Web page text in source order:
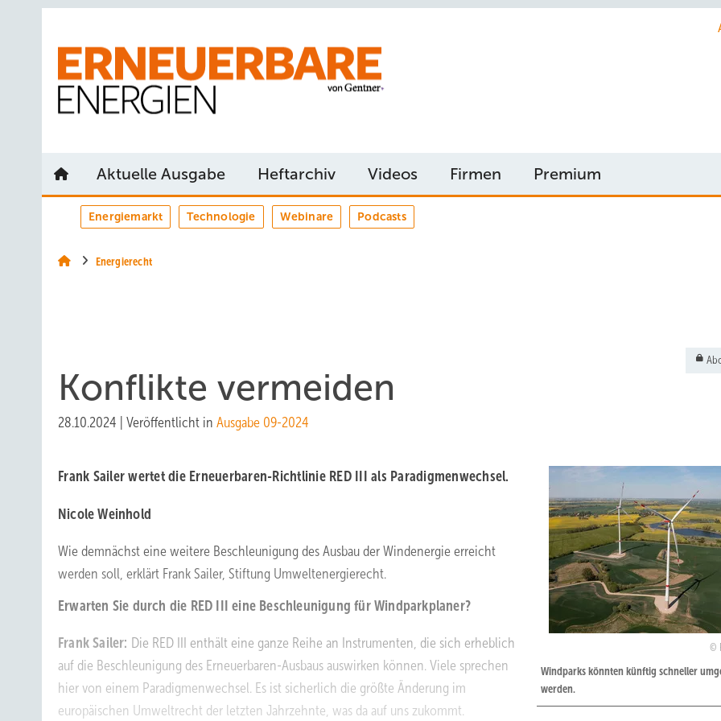
Aktuelle Ausgabe Heftarchiv Videos Firmen Premium
Energiemarkt Technologie Webinare Podcasts
Energierecht
Konflikte vermeiden
28.10.2024 Veröffentlicht in Ausgabe 09-2024
Windparks könnten künftig schneller
werden.
Frank Sailer wertet die Erneuerbaren-Richtlinie RED III als Paradigmenwechsel.
Nicole Weinhold
Wie demnächst eine weitere Beschleunigung des Ausbau der Windenergie erreicht
werden soll, erklärt Frank Sailer, Stiftung Umweltenergierecht.
Erwarten Sie durch die RED III eine Beschleunigung für Windparkplaner?
Frank Sailer: Die RED III enthält eine ganze Reihe an Instrumenten, die sich erheblich
auf die Beschleunigung des Erneuerbaren-Ausbaus auswirken können. Viele sprechen
hier von einem Paradigmenwechsel. Es ist sicherlich die größte Änderung im
europäischen Umweltrecht der letzten Jahrzehnte, was da auf uns zukommt.